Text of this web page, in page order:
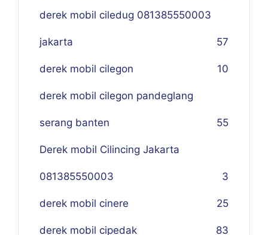
derek mobil ciledug 081385550003
jakarta 57
derek mobil cilegon 10
derek mobil cilegon pandeglang
serang banten 55
Derek mobil Cilincing Jakarta
081385550003 3
derek mobil cinere 25
derek mobil cipedak 83